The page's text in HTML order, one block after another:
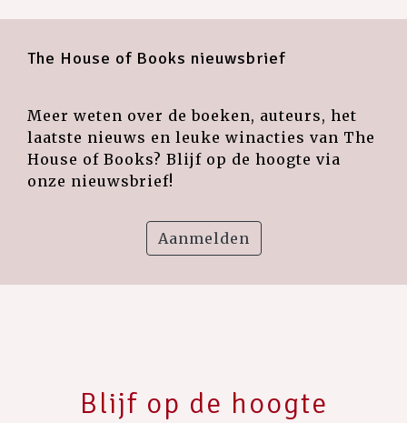
The House of Books nieuwsbrief
Meer weten over de boeken, auteurs, het
laatste nieuws en leuke winacties van The
House of Books? Blijf op de hoogte via
onze nieuwsbrief!
Aanmelden
Blijf op de hoogte